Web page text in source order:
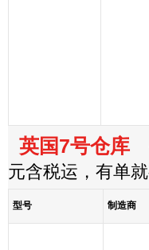
英国7号仓库
元含税运，有单
型号 制造商